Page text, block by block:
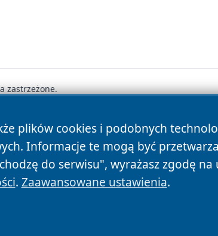
plików cookies i podobnych
Informacje te mogą być
do serwisu", wyrażasz zgodę na
. Zaawansowane ustawienia.
zastrzeżone.
Cookies